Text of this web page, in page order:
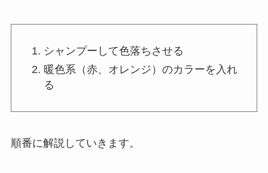
シャンプーして色落ちさせる
暖色系（赤、オレンジ）のカラーを入れ
る
順番に解説していきます。